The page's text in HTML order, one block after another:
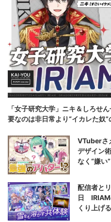
「女子研究大学」ニキ＆しろ
要なのは非日常より“イカレた奴”
VTuberさ
デザイン
なく“嫌い
配信者と
日 IRIAM
くり上げ